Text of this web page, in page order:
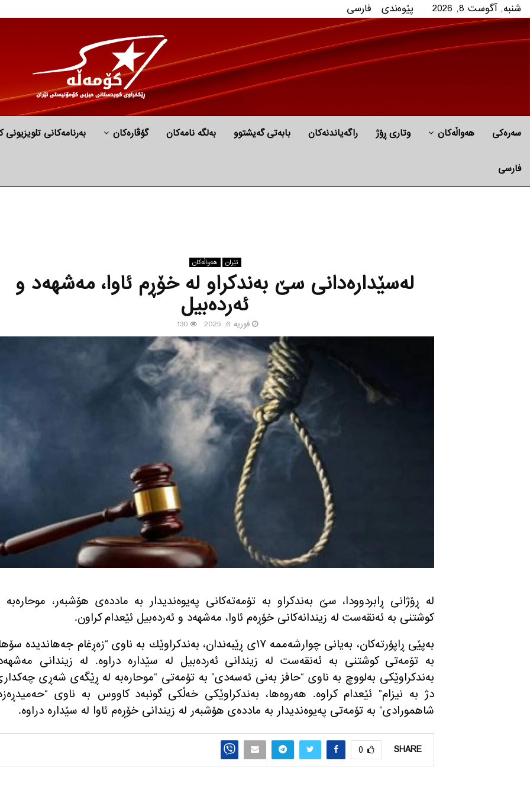
شنبه, آگوست 8, 2026 پێوه‌ندی فارسی
سەرەکی هه‌واڵه‌کان وتاری ڕۆژ راگه‌یاندنه‌كان بابه‌تی گه‌یشتوو به‌لگه‌ نامه‌كان گۆڤارەکان بەرنامەکانی تلویزیونی
فارسی
ئێران هه‌واڵه‌کان
له‌سێداره‌دانی سێ به‌ندكراو له‌ خۆڕم ئاوا، مه‌شهه‌د و
ئه‌رده‌بیل
فوریه 6, 2025 130
له‌ ڕۆژانی ڕابردوودا، سێ به‌ندكراو به‌ تۆمه‌ته‌كانی په‌یوه‌ندیدار به‌ مادده‌ی هۆشبه‌ر، موحاره‌به‌
كوشتنی به‌ ئه‌نقه‌ست له‌ زیندانه‌كانی خۆڕه‌م ئاوا، مه‌شهه‌د و ئه‌رده‌بیل ئێعدام كراون.
به‌پێی ڕاپۆرته‌كان، به‌یانی چوارشه‌ممه‌ ١٧ی ڕێبه‌ندان، به‌ندكراوێك به‌ ناوی “زه‌ڕغام جه‌هاندیده‌
به‌ تۆمه‌تی كوشتنی به‌ ئه‌نقه‌ست له‌ زیندانی ئه‌رده‌بیل له‌ سێداره‌ دراوه‌. له‌ زیندانی
به‌ندكراوێكی به‌لووچ به‌ ناوی “حافز به‌نی ئه‌سه‌دی” به‌ تۆمه‌تی “موحاره‌به‌ له‌ ڕێگه‌ی شه‌ڕی
دژ به‌ نیزام” ئێعدام كراوه‌. هه‌روه‌ها، به‌ندكراوێكی خه‌ڵكی گونبه‌د كاووس به‌ ناوی
شاهمورادی” به‌ تۆمه‌تی په‌یوه‌ندیدار به‌ مادده‌ی هۆشبه‌ر له‌ زیندانی خۆڕه‌م ئاوا له‌ سێداره‌ دراوه‌.
SHARE
0